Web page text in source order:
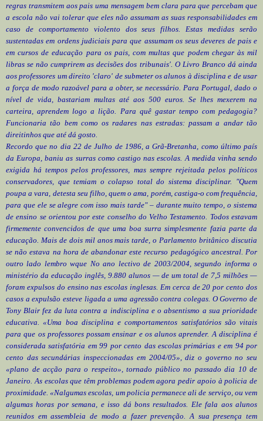
regras transmitem aos pais uma mensagem bem clara para que percebam que
a escola não vai tolerar que eles não assumam as suas responsabilidades em
caso de comportamento violento dos seus filhos. Estas medidas serão
sustentadas em ordens judiciais para que assumam os seus deveres de pais e
em cursos de educação para os pais, com multas que podem chegar às mil
libras se não cumprirem as decisões dos tribunais'. O Livro Branco dá ainda
aos professores um direito 'claro' de submeter os alunos à disciplina e de usar
a força de modo razoável para a obter, se necessário. Para Portugal, dado o
nível de vida, bastariam multas até aos 500 euros. Se lhes mexerem na
carteira, aprendem logo a lição. Para quê gastar tempo com pedagogia?
Funcionaria tão bem como os radares nas estradas: passam a andar tão
direitinhos que até dá gosto.
Recordo que no dia 22 de Julho de 1986, a Grã-Bretanha, como último país
da Europa, baniu as surras como castigo nas escolas. A medida vinha sendo
exigida há tempos pelos professores, mas sempre rejeitada pelos políticos
conservadores, que temiam o colapso total do sistema disciplinar. "Quem
poupa a vara, detesta seu filho, quem o ama, porém, castiga-o com frequência,
para que ele se alegre com isso mais tarde" – durante muito tempo, o sistema
de ensino se orientou por este conselho do Velho Testamento. Todos estavam
firmemente convencidos de que uma boa surra simplesmente fazia parte da
educação. Mais de dois mil anos mais tarde, o Parlamento britânico discutia
se não estava na hora de abandonar este recurso pedagógico ancestral. Por
outro lado lembro wque No ano lectivo de 2003/2004, segundo informa o
ministério da educação inglês, 9.880 alunos — de um total de 7,5 milhões —
foram expulsos do ensino nas escolas inglesas. Em cerca de 20 por cento dos
casos a expulsão esteve ligada a uma agressão contra colegas. O Governo de
Tony Blair fez da luta contra a indisciplina e o absentismo a sua prioridade
educativa. «Uma boa disciplina e comportamentos satisfatórios são vitais
para que os professores possam ensinar e os alunos aprender. A disciplina é
considerada satisfatória em 99 por cento das escolas primárias e em 94 por
cento das secundárias inspeccionadas em 2004/05», diz o governo no seu
«plano de acção para o respeito», tornado público no passado dia 10 de
Janeiro. As escolas que têm problemas podem agora pedir apoio à policia de
proximidade. «Nalgumas escolas, um policia permanece ali de serviço, ou vem
algumas horas por semana, e isso dá bons resultados. Ele fala aos alunos
reunidos em assembleia de modo a fazer prevenção. A sua presença tem